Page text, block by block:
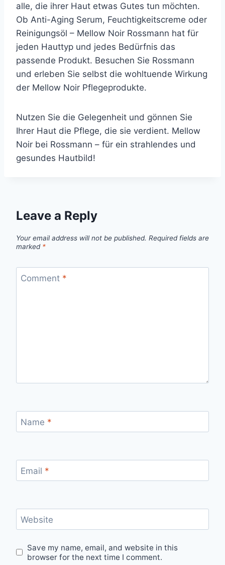
alle, die ihrer Haut etwas Gutes tun möchten.
Ob Anti-Aging Serum, Feuchtigkeitscreme oder
Reinigungsöl – Mellow Noir Rossmann hat für
jeden Hauttyp und jedes Bedürfnis das
passende Produkt. Besuchen Sie Rossmann
und erleben Sie selbst die wohltuende Wirkung
der Mellow Noir Pflegeprodukte.
Nutzen Sie die Gelegenheit und gönnen Sie
Ihrer Haut die Pflege, die sie verdient. Mellow
Noir bei Rossmann – für ein strahlendes und
gesundes Hautbild!
Leave a Reply
Your email address will not be published. Required fields are
marked *
Comment *
Name *
Email *
Website
Save my name, email, and website in this
browser for the next time I comment.